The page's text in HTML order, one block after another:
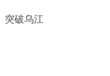
突破乌江